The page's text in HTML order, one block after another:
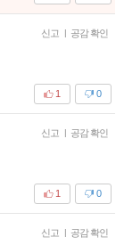
신고 | 공감 확인
0
1
신고 | 공감 확인
0
1
신고 | 공감 확인